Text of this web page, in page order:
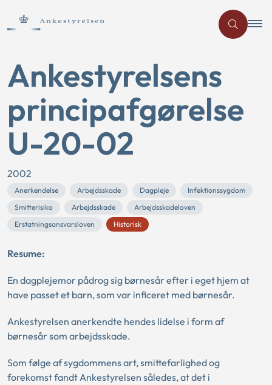
Ankestyrelsens
principafgørelse
U-20-02
2002
Anerkendelse Arbejdsskade Dagpleje
Infektionssygdom
Smitterisiko
Arbejdsskade
Arbejdsskadeloven
Erstatningsansvarsloven
Historisk
Resume:
En dagplejemor pådrog sig børnesår efter i eget hjem at
have passet et barn, som var inficeret med børnesår.
Ankestyrelsen anerkendte hendes lidelse i form af
børnesår som arbejdsskade.
Som følge af sygdommens art, smittefarlighed og
forekomst fandt Ankestyrelsen således, at det i